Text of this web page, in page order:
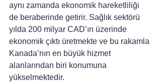
aynı zamanda ekonomik hareketliliği
de beraberinde getirir. Sağlık sektörü
yılda 200 milyar CAD’ın üzerinde
ekonomik çıktı üretmekte ve bu rakamla
Kanada’nın en büyük hizmet
alanlarından biri konumuna
yükselmektedir.